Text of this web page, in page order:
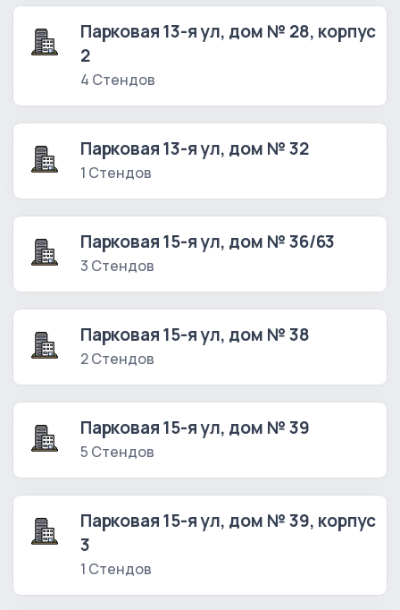
Парковая 13-я ул, дом № 28, корпус
2
4 Стендов
Парковая 13-я ул, дом № 32
1 Стендов
Парковая 15-я ул, дом № 36/63
3 Стендов
Парковая 15-я ул, дом № 38
2 Стендов
Парковая 15-я ул, дом № 39
5 Стендов
Парковая 15-я ул, дом № 39, корпус
3
1 Стендов